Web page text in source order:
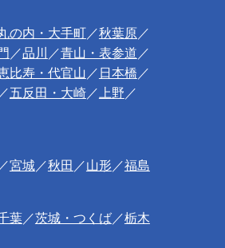
の内・大手町／秋葉原／
／品川 ／青山・表参道 ／
比寿・代官山 ／ 日本橋 ／
五反田・大崎／ 上野 ／
宮城／秋田 ／山形／福島
葉／茨城・つくば／栃木